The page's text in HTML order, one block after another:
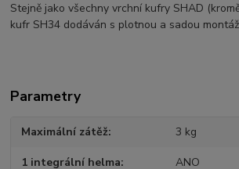
Stejně jako všechny vrchní kufry SHAD
kufr SH34 dodáván s plotnou a sadou
Parametry
Maximální zátěž 3 kg
1 integrální helma ANO